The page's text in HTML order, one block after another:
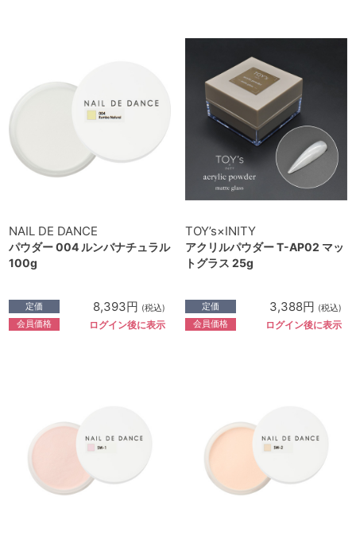
NAIL DE DANCE
パウダー 004 ルンバナチュラル
100g
定価 8,393円 (税込)
会員価格 ログイン後に表示
TOY’s×INITY
アクリルパウダー T-AP02 マッ
トグラス 25g
定価 3,388円 (税込)
会員価格 ログイン後に表示